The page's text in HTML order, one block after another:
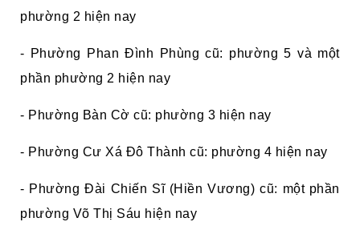
phường 2 hiện nay
- Phường Phan Đình Phùng cũ: phường 5 và một
phần phường 2 hiện nay
- Phường Bàn Cờ cũ: phường 3 hiện nay
- Phường Cư Xá Đô Thành cũ: phường 4 hiện nay
- Phường Đài Chiến Sĩ (Hiền Vương) cũ: một phần
phường Võ Thị Sáu hiện nay